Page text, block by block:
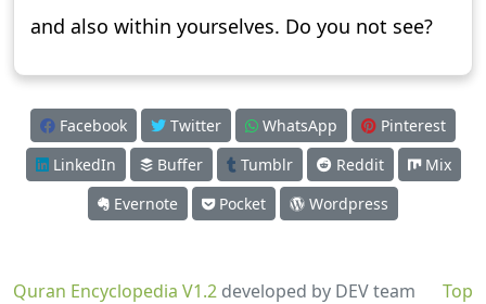
and also within yourselves. Do you not see?
Facebook Twitter WhatsApp
Pinterest
LinkedIn
Buffer Tumblr Reddit
Mix
Evernote
Pocket Wordpress
Top
Quran Encyclopedia V1.2 developed by DEV team